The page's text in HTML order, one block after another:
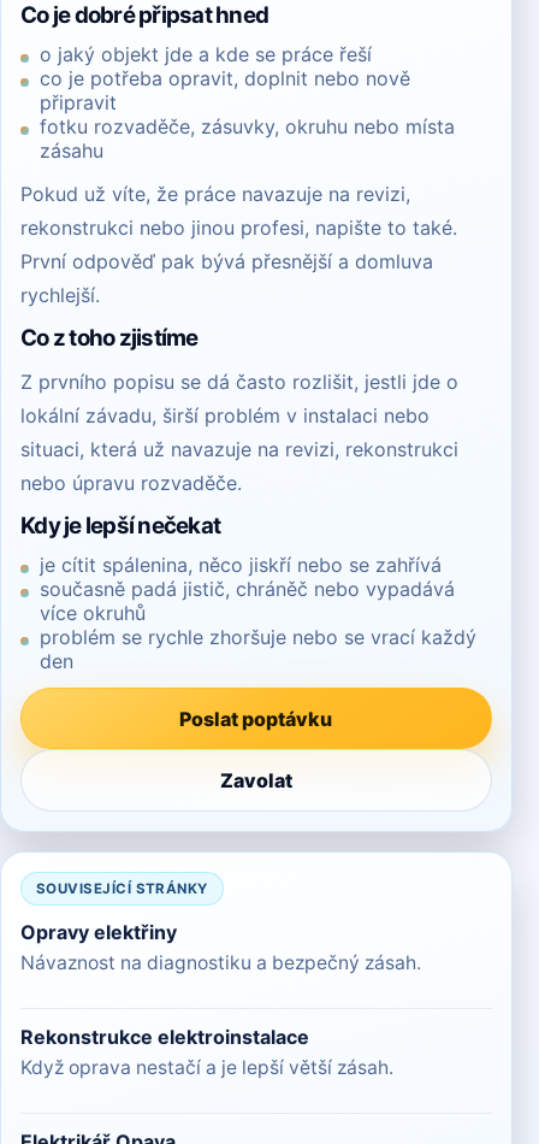
Co je dobré připsat hned
o jaký objekt jde a kde se práce řeší
co je potřeba opravit, doplnit nebo nově
připravit
fotku rozvaděče, zásuvky, okruhu nebo místa
zásahu
Pokud už víte, že práce navazuje na revizi,
rekonstrukci nebo jinou profesi, napište to také.
První odpověď pak bývá přesnější a domluva
rychlejší.
Co z toho zjistíme
Z prvního popisu se dá často rozlišit, jestli jde o
lokální závadu, širší problém v instalaci nebo
situaci, která už navazuje na revizi, rekonstrukci
nebo úpravu rozvaděče.
Kdy je lepší nečekat
je cítit spálenina, něco jiskří nebo se zahřívá
současně padá jistič, chráněč nebo vypadává
více okruhů
problém se rychle zhoršuje nebo se vrací každý
den
Poslat poptávku
Zavolat
SOUVISEJÍCÍ STRÁNKY
Opravy elektřiny
Návaznost na diagnostiku a bezpečný zásah.
Rekonstrukce elektroinstalace
Když oprava nestačí a je lepší větší zásah.